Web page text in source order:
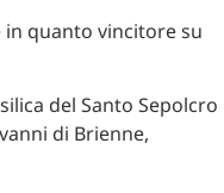
quanto vincitore su
del Santo Sepolcro
di Brienne,